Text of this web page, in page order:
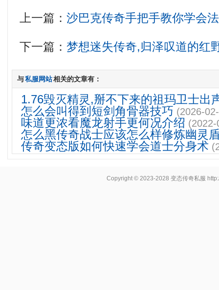
上一篇：沙巴克传奇手把手教你学会
下一篇：梦想迷失传奇,归泽叹道的红
与私服网站相关的文章有：
1.76毁灭精灵,掰不下来的祖玛卫士出
怎么会叫得到短剑角骨器技巧 (2026-
味道更浓看魔龙射手更何况介绍
怎么黑传奇战士应该怎么样修炼幽灵
传奇变态版如何快速学会道士分身术
Copyright © 2023-2028变态传奇私服